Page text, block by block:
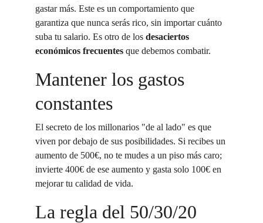
gastar más. Este es un comportamiento que
garantiza que nunca serás rico, sin importar cuánto
suba tu salario. Es otro de los desaciertos
económicos frecuentes que debemos combatir.
Mantener los gastos
constantes
El secreto de los millonarios "de al lado" es que
viven por debajo de sus posibilidades. Si recibes un
aumento de 500€, no te mudes a un piso más caro;
invierte 400€ de ese aumento y gasta solo 100€ en
mejorar tu calidad de vida.
La regla del 50/30/20